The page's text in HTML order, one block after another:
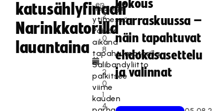
katusählyfinaali
Narinkkatorilla
lauantaina
en
2
1.
0
8
.
2
0
1
4
Helsingin
ytimessä.
Päivän
aikana
tapahtumatorilla
Salibandyliitto
palkitsee
viime
kauden
kokous
marraskuussa –
näin tapahtuvat
ehdokasasettelu
ja valinnat